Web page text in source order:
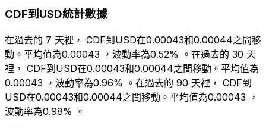
CDF到USD統計數據
在過去的 7 天裡， CDF到USD在0.00043和0.00044之間移
動。平均值為0.00043 ，波動率為0.52% 。在過去的 30 天
裡， CDF到USD在0.00043和0.00044之間移動。平均值為
0.00043 ，波動率為0.96% 。在過去的 90 天裡， CDF到
USD在0.00043和0.00044之間移動。平均值為0.00043 ，
波動率為0.98% 。